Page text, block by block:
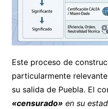
Este proceso de
particularmente
su salida de Puebla. El
«censurado» en su